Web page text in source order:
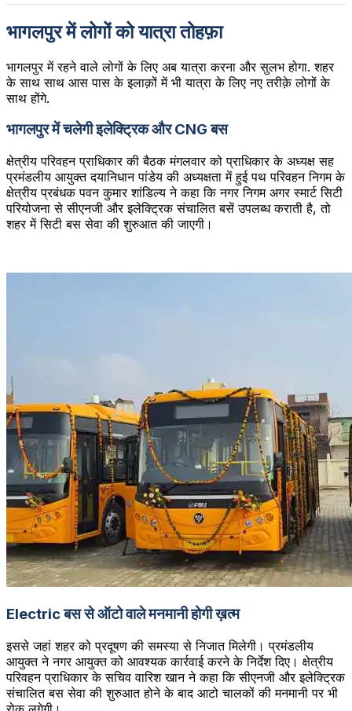
भागलपुर में लोगों को यात्रा तोहफ़ा
भागलपुर में रहने वाले लोगों के लिए अब यात्रा करना और सुलभ होगा. शहर
के साथ साथ आस पास के इलाक़ों में भी यात्रा के लिए नए तरीक़े लोगों के
साथ होंगे.
भागलपुर में चलेगी इलेक्ट्रिक और CNG बस
क्षेत्रीय परिवहन प्राधिकार की बैठक मंगलवार को प्राधिकार के अध्यक्ष सह
प्रमंडलीय आयुक्त दयानिधान पांडेय की अध्यक्षता में हुई पथ परिवहन निगम के
क्षेत्रीय प्रबंधक पवन कुमार शांडिल्य ने कहा कि नगर निगम अगर स्मार्ट सिटी
परियोजना से सीएनजी और इलेक्ट्रिक संचालित बसें उपलब्ध कराती है, तो
शहर में सिटी बस सेवा की शुरुआत की जाएगी।
Electric बस से ऑटो वाले मनमानी होगी ख़त्म
इससे जहां शहर को प्रदूषण की समस्या से निजात मिलेगी। प्रमंडलीय
आयुक्त ने नगर आयुक्त को आवश्यक कार्रवाई करने के निर्देश दिए। क्षेत्रीय
परिवहन प्राधिकार के सचिव वारिश खान ने कहा कि सीएनजी और इलेक्ट्रिक
संचालित बस सेवा की शुरुआत होने के बाद आटो चालकों की मनमानी पर भी